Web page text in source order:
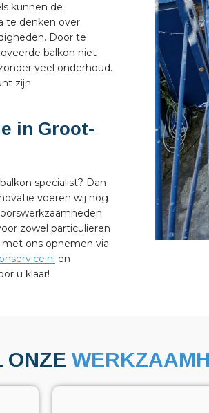
kunnen de
te denken over
Door te
balkon niet
veel onderhoud.
zijn.
in Groot-
specialist? Dan
voeren wij nog
zowel particulieren
met ons opnemen via
en
u klaar!
ONZE